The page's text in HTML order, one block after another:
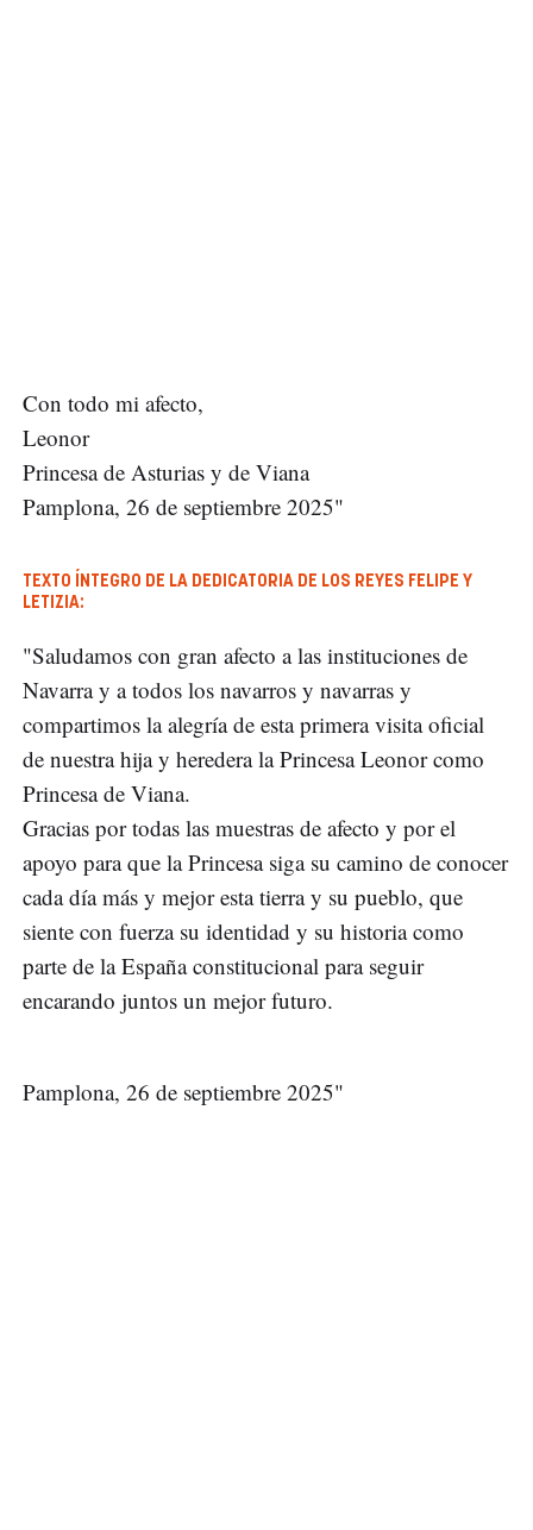
Con todo mi afecto,
Leonor
Princesa de Asturias y de Viana
Pamplona, 26 de septiembre 2025"
TEXTO ÍNTEGRO DE LA DEDICATORIA DE LOS REYES FELIPE Y
LETIZIA:
"Saludamos con gran afecto a las instituciones de
Navarra y a todos los navarros y navarras y
compartimos la alegría de esta primera visita oficial
de nuestra hija y heredera la Princesa Leonor como
Princesa de Viana.
Gracias por todas las muestras de afecto y por el
apoyo para que la Princesa siga su camino de conocer
cada día más y mejor esta tierra y su pueblo, que
siente con fuerza su identidad y su historia como
parte de la España constitucional para seguir
encarando juntos un mejor futuro.
Pamplona, 26 de septiembre 2025"